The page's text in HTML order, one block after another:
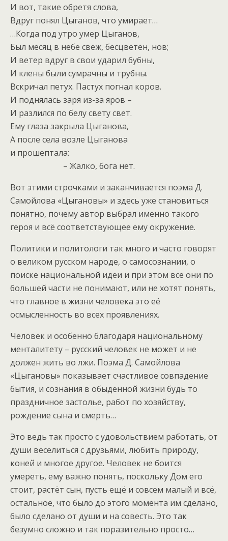
И вот, такие обретя слова,
Вдруг понял Цыганов, что умирает…
…Когда под утро умер Цыганов,
Был месяц в небе свеж, бесцветен, нов;
И ветер вдруг в свои ударил бубны,
И клены были сумрачны и трубны.
Вскричал петух. Пастух погнал коров.
И поднялась заря из-за яров –
И разлился по белу свету свет.
Ему глаза закрыла Цыганова,
А после села возле Цыганова
и прошептала:
– Жалко, бога нет.
Вот этими строчками и заканчивается поэма Д.
Самойлова «Цыгановы» и здесь уже становиться
понятно, почему автор выбрал именно такого
героя и всё соответствующее ему окружение.
Политики и политологи так много и часто говорят
о великом русском народе, о самосознании, о
поиске национальной идеи и при этом все они по
большей части не понимают, или не хотят понять,
что главное в жизни человека это её
осмысленность во всех проявлениях.
Человек и особенно благодаря национальному
менталитету – русский человек не может и не
должен жить во лжи. Поэма Д. Самойлова
«Цыгановы» показывает счастливое совпадение
бытия, и сознания в обыденной жизни будь то
праздничное застолье, работ по хозяйству,
рождение сына и смерть…
Это ведь так просто с удовольствием работать, от
души веселиться с друзьями, любить природу,
коней и многое другое. Человек не боится
умереть, ему важно понять, поскольку Дом его
стоит, растёт сын, пусть ещё и совсем малый и всё,
остальное, что было до этого момента им сделано,
было сделано от души и на совесть. Это так
безумно сложно и так поразительно просто…